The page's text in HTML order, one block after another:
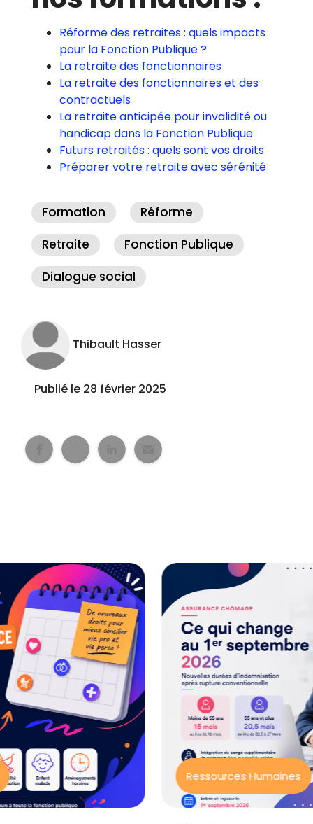
Réforme des retraites : quels impacts
pour la Fonction Publique ?
La retraite des fonctionnaires
La retraite des fonctionnaires et des
contractuels
La retraite anticipée pour invalidité ou
handicap dans la Fonction Publique
Futurs retraités : quels sont vos droits
Préparer votre retraite avec sérénité
Formation
Réforme
Retraite
Fonction Publique
Dialogue social
Thibault Hasser
Publié le 28 février 2025
Ressources Humaines